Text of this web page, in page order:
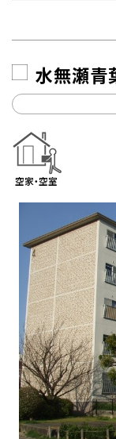
水無瀬青
空家・空室